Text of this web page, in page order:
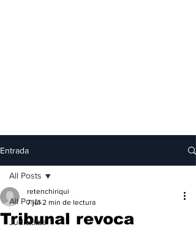
Entrada
All Posts
Judiciales
All Posts
Tribunal revoca
retenchiriqui
7 jul 2 min de lectura